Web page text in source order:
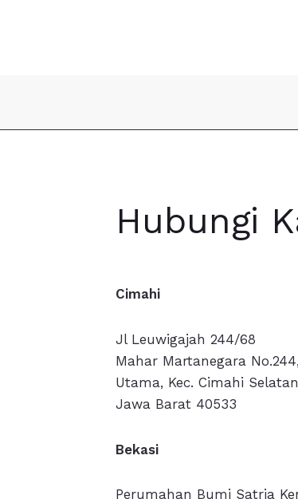
Hubungi
Cimahi
Jl Leuwigajah 244/68
Mahar Martanegara
Utama, Kec. Cimahi Selatan
Jawa Barat 40533
Bekasi
Perumahan Bumi Satria